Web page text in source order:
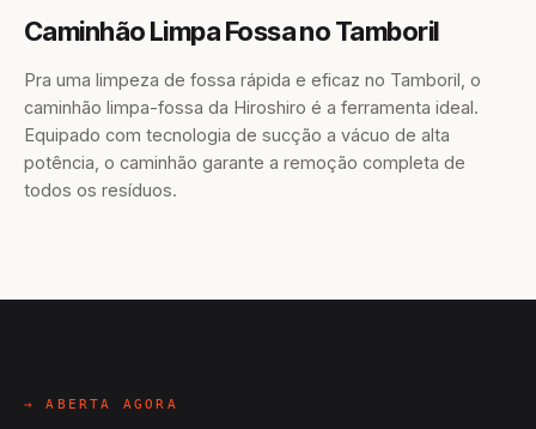
Caminhão Limpa Fossa no Tamboril
Pra uma limpeza de fossa rápida e eficaz no Tamboril, o
caminhão limpa-fossa da Hiroshiro é a ferramenta ideal.
Equipado com tecnologia de sucção a vácuo de alta
potência, o caminhão garante a remoção completa de
todos os resíduos.
→ ABERTA AGORA